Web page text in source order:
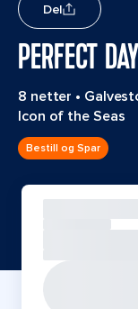
Del
PERFECT
8 netter •
Icon of the Seas
Bestill og Spar